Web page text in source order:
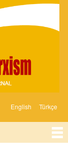
English Türkçe